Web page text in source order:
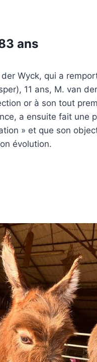
ans
Wyck, qui a
11 ans, M. van
or à son tout
a ensuite fait une
» et que son
évolution.